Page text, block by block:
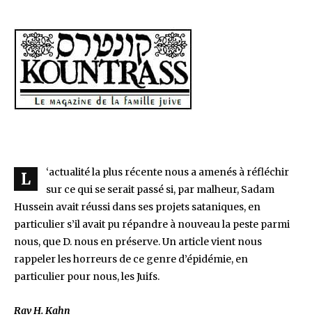
L
‘actualité la plus récente nous a amenés à réfléchir
sur ce qui se serait passé si, par malheur, Sadam
Hussein avait réussi dans ses projets sataniques, en
particulier s’il avait pu répandre à nouveau la peste parmi
nous, que D. nous en préserve. Un article vient nous
rappeler les horreurs de ce genre d’épidémie, en
particulier pour nous, les Juifs.
Rav H. Kahn